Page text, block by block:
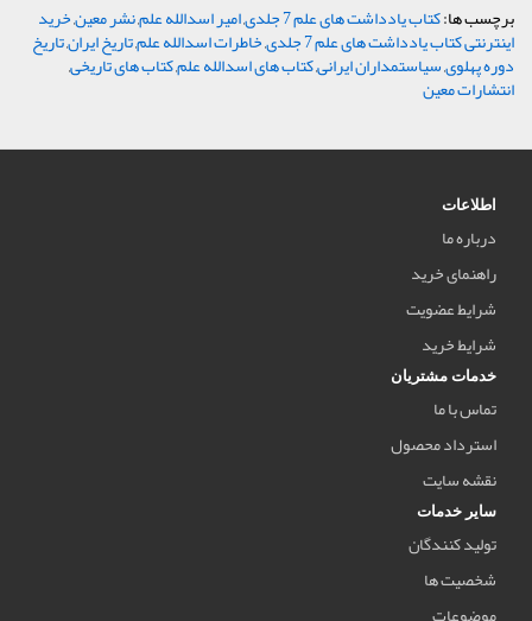
برچسب ها:کتاب یادداشت های علم 7 جلدی ,امیر اسدالله علم,نشر معین,خرید
اینترنتی کتاب یادداشت های علم 7 جلدی ,خاطرات اسدالله علم,تاریخ ایران,تاریخ
دوره پهلوی,سیاستمداران ایرانی,کتاب های اسدالله علم,کتاب های تاریخی,
انتشارات معین
اطلاعات
درباره ما
راهنمای خرید
شرایط عضویت
شرایط خرید
خدمات مشتریان
تماس با ما
استرداد محصول
نقشه سایت
سایر خدمات
تولید کنندگان
شخصیت ها